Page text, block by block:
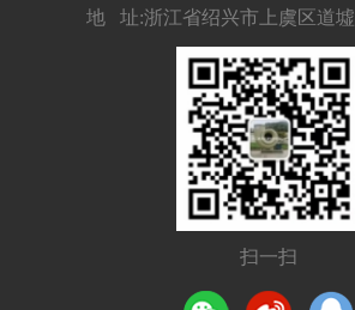
地 址:浙江省绍兴市上虞区道
扫一扫